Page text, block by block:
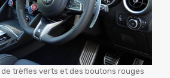
trèfles verts et des boutons rouges